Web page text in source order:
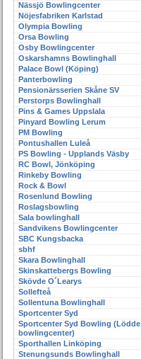
Nässjö Bowlingcenter
Nöjesfabriken Karlstad
Olympia Bowling
Orsa Bowling
Osby Bowlingcenter
Oskarshamns Bowlinghall
Palace Bowl (Köping)
Panterbowling
Pensionärsserien Skåne SV
Perstorps Bowlinghall
Pins & Games Uppslala
Pinyard Bowling Lerum
PM Bowling
Pontushallen Luleå
PS Bowling - Upplands Väsby
RC Bowl, Jönköping
Rinkeby Bowling
Rock & Bowl
Rosenlund Bowling
Roslagsbowling
Sala bowlinghall
Sandvikens Bowlingcenter
SBC Kungsbacka
sbhf
Skara Bowlinghall
Skinskattebergs Bowling
Skövde O´Learys
Sollefteå
Sollentuna Bowlinghall
Sportcenter Syd
Sportcenter Syd Bowling (Lödde
bowlingcenter)
Sporthallen Linköping
Stenungsunds Bowlinghall